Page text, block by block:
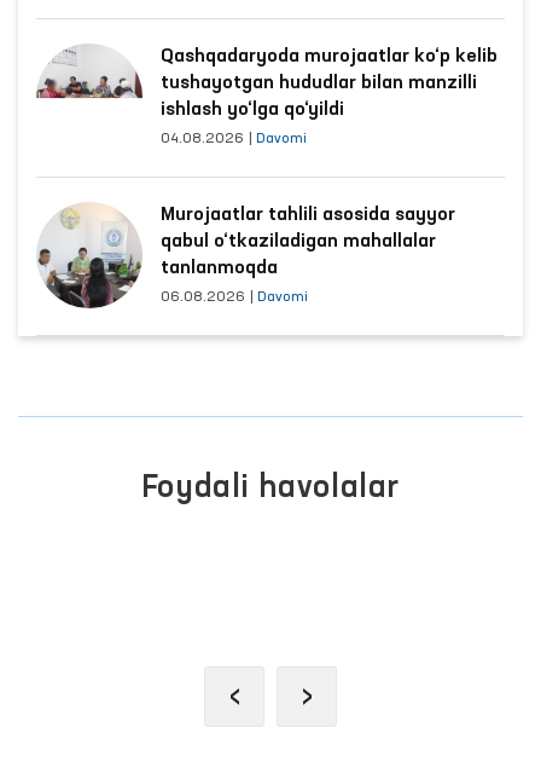
Qashqadaryoda murojaatlar ko‘p kelib
tushayotgan hududlar bilan manzilli
ishlash yo‘lga qo‘yildi
04.08.2026 Davomi
Murojaatlar tahlili asosida sayyor
qabul o‘tkaziladigan mahallalar
tanlanmoqda
06.08.2026 Davomi
Foydali havolalar
‹ ›